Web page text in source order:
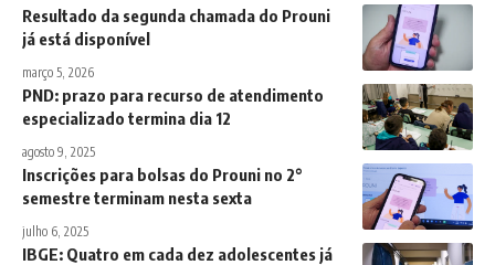
Resultado da segunda chamada do Prouni
já está disponível
março 5, 2026
PND: prazo para recurso de atendimento
especializado termina dia 12
agosto 9, 2025
Inscrições para bolsas do Prouni no 2°
semestre terminam nesta sexta
julho 6, 2025
IBGE: Quatro em cada dez adolescentes já